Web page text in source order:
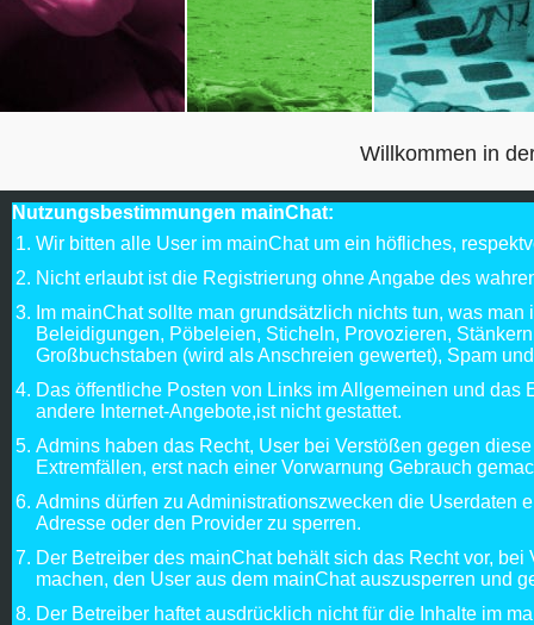
Willkommen in
Nutzungsbestimmungen mainChat:
Wir bitten alle User im mainChat um ein höfliches,
Nicht erlaubt ist die Registrierung ohne Angabe des
Im mainChat sollte man grundsätzlich nichts tun, was
Beleidigungen, Pöbeleien, Sticheln, Provozieren,
Großbuchstaben (wird als Anschreien gewertet), Spam
Das öffentliche Posten von Links im Allgemeinen und
andere Internet-Angebote,ist nicht gestattet.
Admins haben das Recht, User bei Verstößen gegen
Extremfällen, erst nach einer Vorwarnung Gebrauch
Admins dürfen zu Administrationszwecken die Userdaten
Adresse oder den Provider zu sperren.
Der Betreiber des mainChat behält sich das Recht vor,
machen, den User aus dem mainChat auszusperren und
Der Betreiber haftet ausdrücklich nicht für die Inhalte im